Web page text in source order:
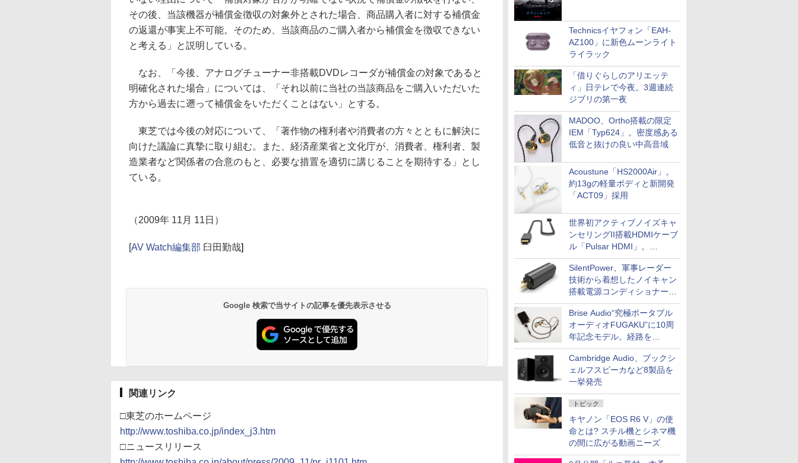
Technicsイヤフォン「EAH-
AZ100」に新色ムーンライト
ライラック
「借りぐらしのアリエッテ
ィ」日テレで今夜。3週連続
ジブリの第一夜
MADOO、Ortho搭載の限定
IEM「Typ624」。密度感ある
低音と抜けの良い中高音域
Acoustune「HS2000Air」。
約13gの軽量ボディと新開発
「ACT09」採用
世界初アクティブノイズキャ
ンセリングII搭載HDMIケーブ
ル「Pulsar HDMI」。
SilentPowerから
SilentPower、軍事レーダー
技術から着想したノイキャン
搭載電源コンディショナー
「AC iPurifier2」
Brise Audio“究極ポータブル
オーディオFUGAKU”に10周
年記念モデル。経路を
NISHIKIで統一。400万円
Cambridge Audio、ブックシ
ェルフスピーカなど8製品を
一挙発売
トピック
キヤノン「EOS R6 V」の使
命とは? スチル機とシネマ機
の間に広がる動画ニーズ
その後、当該機器が補償金徴収の対象外とされた場合、商品購入者に対する補償金
の返還が事実上不可能。そのため、当該商品のご購入者から補償金を徴収できない
と考える」と説明している。
なお、「今後、アナログチューナー非搭載DVDレコーダが補償金の対象であると
明確化された場合」については、「それ以前に当社の当該商品をご購入いただいた
方から過去に遡って補償金をいただくことはない」とする。
東芝では今後の対応について、「著作物の権利者や消費者の方々とともに解決に
向けた議論に真摯に取り組む。また、経済産業省と文化庁が、消費者、権利者、製
造業者など関係者の合意のもと、必要な措置を適切に講じることを期待する」とし
ている。
（2009年 11月 11日）
[AV Watch編集部 臼田勤哉]
Google 検索で当サイトの記事を優先表示させる
関連リンク
□東芝のホームページ
http://www.toshiba.co.jp/index_j3.htm
□ニュースリリース